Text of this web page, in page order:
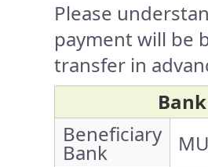
Please
payment will be
transfer in
Beneficiary
Bank